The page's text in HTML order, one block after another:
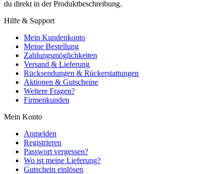
du direkt in der Produktbeschreibung.
Hilfe & Support
Mein Kundenkonto
Meine Bestellung
Zahlungsmöglichkeiten
Versand & Lieferung
Rücksendungen & Rückerstattungen
Aktionen & Gutscheine
Weitere Fragen?
Firmenkunden
Mein Konto
Anmelden
Registrieren
Passwort vergessen?
Wo ist meine Lieferung?
Gutschein einlösen